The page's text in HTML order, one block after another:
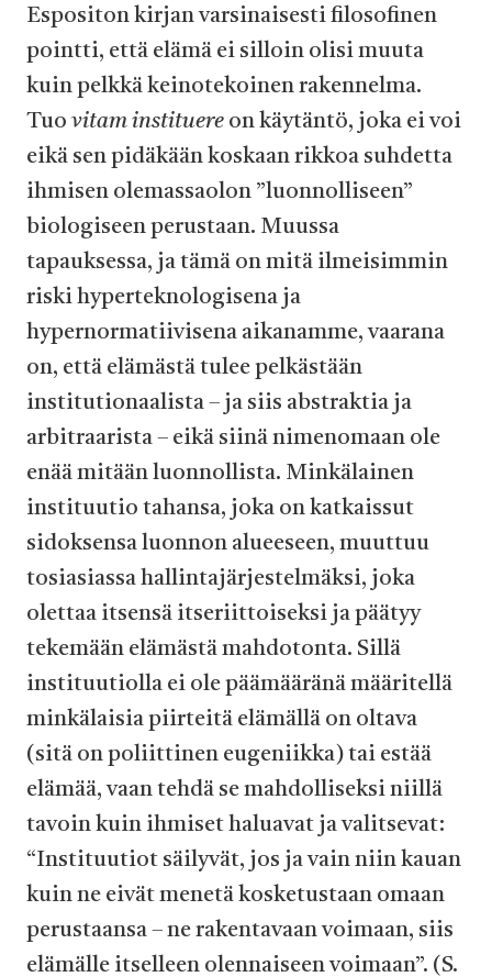
Espositon kirjan varsinaisesti filosofinen
pointti, että elämä ei silloin olisi muuta
kuin pelkkä keinotekoinen rakennelma.
Tuovitam instituere on käytäntö, joka ei voi
eikä sen pidäkään koskaan rikkoa suhdetta
ihmisen olemassaolon ”luonnolliseen”
biologiseen perustaan. Muussa
tapauksessa, ja tämä on mitä ilmeisimmin
riski hyperteknologisena ja
hypernormatiivisena aikanamme, vaarana
on, että elämästä tulee pelkästään
institutionaalista – ja siis abstraktia ja
arbitraarista – eikä siinä nimenomaan ole
enää mitään luonnollista. Minkälainen
instituutio tahansa, joka on katkaissut
sidoksensa luonnon alueeseen, muuttuu
tosiasiassa hallintajärjestelmäksi, joka
olettaa itsensä itseriittoiseksi ja päätyy
tekemään elämästä mahdotonta. Sillä
instituutiolla ei ole päämääränä määritellä
minkälaisia piirteitä elämällä on oltava
(sitä on poliittinen eugeniikka) tai estää
elämää, vaan tehdä se mahdolliseksi niillä
tavoin kuin ihmiset haluavat ja valitsevat:
“Instituutiot säilyvät, jos ja vain niin kauan
kuin ne eivät menetä kosketustaan omaan
perustaansa – ne rakentavaan voimaan, siis
elämälle itselleen olennaiseen voimaan”. (S.